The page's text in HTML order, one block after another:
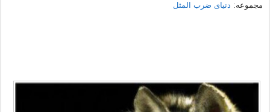
مجموعه: دنیای ضرب المثل